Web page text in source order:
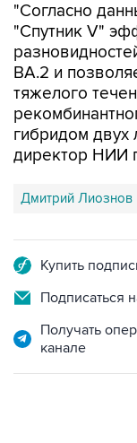
"Согласно
"Спутник V"
BA.2 и
тяжелого
гибридом двух
директор НИИ
Дмитрий Лиознов
Купить
Подписаться
Получать
канале